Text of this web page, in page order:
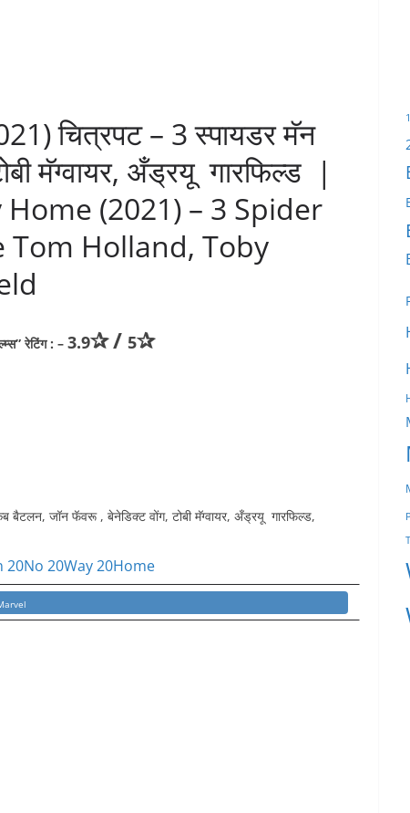
चित्रपट – 3 स्पायडर मॅन
मॅग्वायर, अँड्रयू गारफिल्ड |
(2021) – 3 Spider
Holland, Toby
रेटिंग : – 3.9✰/ 5✰
बैटलन, जॉन फॅवरू , बेनेडिक्ट वोंग, टोबी मॅग्वायर, अँड्रयू गारफिल्ड,